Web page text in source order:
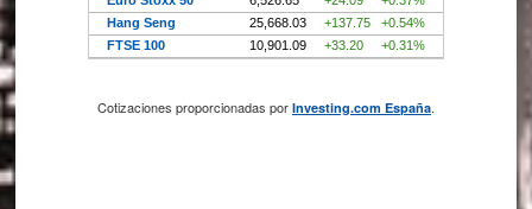
Cotizaciones proporcionadas por Investing.com España.